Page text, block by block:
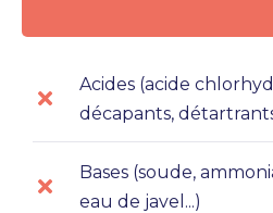
Acides (acide
décapants,
Bases (soude,
eau de javel...)